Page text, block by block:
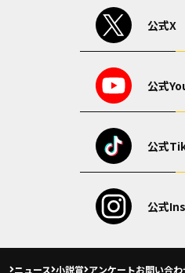
公式X
公式
公式
公式
ニュース 小説賞 アンケートお問い合わ